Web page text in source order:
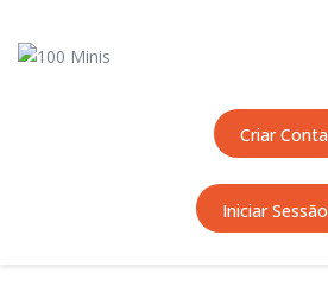
Criar Conta
Iniciar Sessão
Sobre Nós